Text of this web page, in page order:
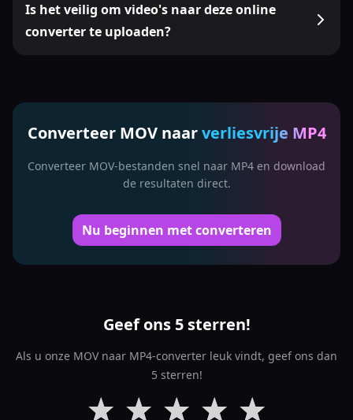
Is het veilig om video's naar deze online
converter te uploaden?
Converteer MOV naarverliesvrije MP4
Converteer MOV-bestanden snel naar MP4 en download
de resultaten direct.
Nu beginnen met converteren
Geef ons 5 sterren!
Als u onze MOV naar MP4-converter leuk vindt, geef ons dan
5 sterren!